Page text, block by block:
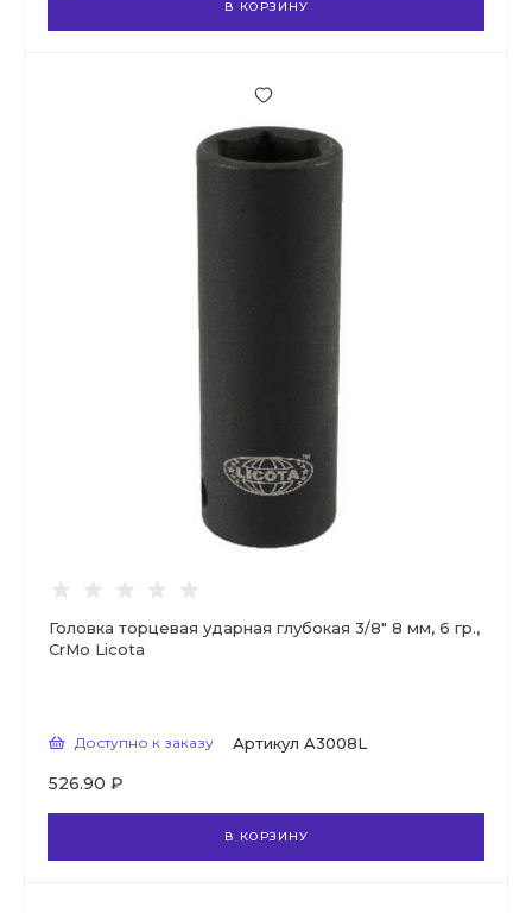
В КОРЗИНУ
Головка торцевая ударная глубокая 3/8" 8 мм, 6 гр.,
CrMo Licota
Доступно к заказу Артикул A3008L
526.90 ₽
В КОРЗИНУ